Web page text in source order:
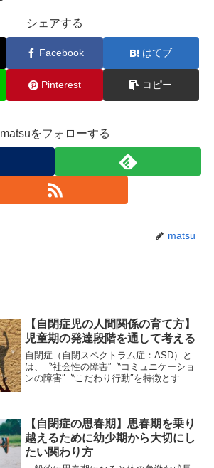
シェアする
Facebook はてブ
Pinterest コピー
matsuをフォローする
matsu
【自閉症児の人間関係の育て方】
児童期の発達段階を通して考える
自閉症（自閉スペクトラム症：ASD）と
は、〝社会性の障害″〝コミュニケーショ
ンの障害″〝こだわり行動″を特徴とする
援において、〝人間...
【自閉症の思春期】思春期を乗り
越えるために幼少期から大切にし
たい関わり方